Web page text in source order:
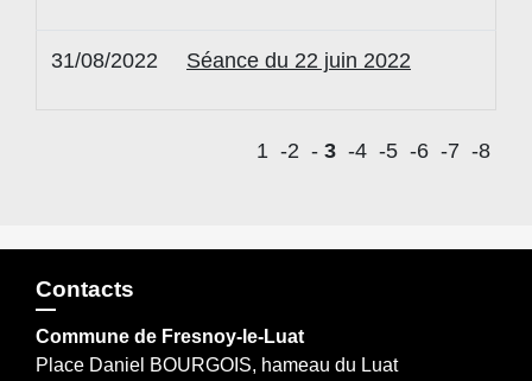
31/08/2022 Séance du 22 juin 2022
1 -2 - 3 -4 -5 -6 -7 -8
Contacts
Commune de Fresnoy-le-Luat
Place Daniel BOURGOIS, hameau du Luat